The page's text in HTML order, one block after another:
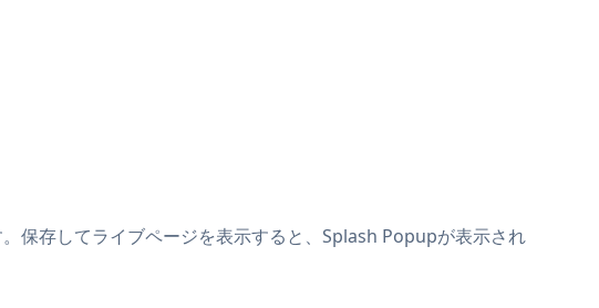
保存してライブページを表示すると、Splash Popupが表示され